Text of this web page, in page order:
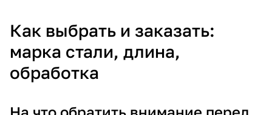
Как выбрать и заказать:
марка стали, длина,
обработка